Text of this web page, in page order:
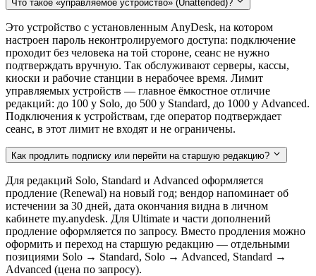
Что такое «управляемое устройство» (Unattended)?
Это устройство с установленным AnyDesk, на котором
настроен пароль неконтролируемого доступа: подключение
проходит без человека на той стороне, сеанс не нужно
подтверждать вручную. Так обслуживают серверы, кассы,
киоски и рабочие станции в нерабочее время. Лимит
управляемых устройств — главное ёмкостное отличие
редакций: до 100 у Solo, до 500 у Standard, до 1000 у Advanced.
Подключения к устройствам, где оператор подтверждает
сеанс, в этот лимит не входят и не ограничены.
Как продлить подписку или перейти на старшую редакцию?
Для редакций Solo, Standard и Advanced оформляется
продление (Renewal) на новый год; вендор напоминает об
истечении за 30 дней, дата окончания видна в личном
кабинете my.anydesk. Для Ultimate и части дополнений
продление оформляется по запросу. Вместо продления можно
оформить и переход на старшую редакцию — отдельными
позициями Solo → Standard, Solo → Advanced, Standard →
Advanced (цена по запросу).